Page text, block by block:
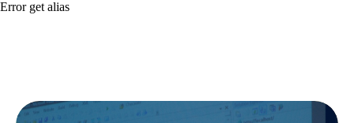
Error get alias